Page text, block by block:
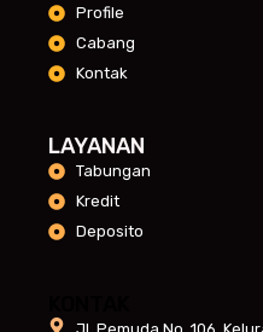
Profile
Cabang
Kontak
LAYANAN
Tabungan
Kredit
Deposito